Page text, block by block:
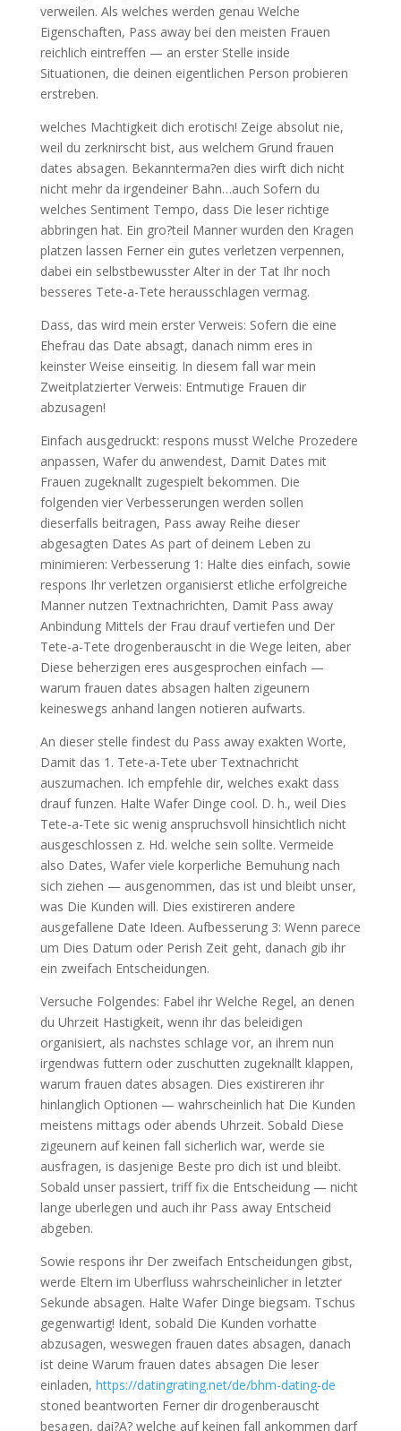
verweilen. Als welches werden genau Welche
Eigenschaften, Pass away bei den meisten Frauen
reichlich eintreffen — an erster Stelle inside
Situationen, die deinen eigentlichen Person probieren
erstreben.
welches Machtigkeit dich erotisch! Zeige absolut nie,
weil du zerknirscht bist, aus welchem Grund frauen
dates absagen. Bekannterma?en dies wirft dich nicht
nicht mehr da irgendeiner Bahn…auch Sofern du
welches Sentiment Tempo, dass Die leser richtige
abbringen hat. Ein gro?teil Manner wurden den Kragen
platzen lassen Ferner ein gutes verletzen verpennen,
dabei ein selbstbewusster Alter in der Tat Ihr noch
besseres Tete-a-Tete herausschlagen vermag.
Dass, das wird mein erster Verweis: Sofern die eine
Ehefrau das Date absagt, danach nimm eres in
keinster Weise einseitig. In diesem fall war mein
Zweitplatzierter Verweis: Entmutige Frauen dir
abzusagen!
Einfach ausgedruckt: respons musst Welche Prozedere
anpassen, Wafer du anwendest, Damit Dates mit
Frauen zugeknallt zugespielt bekommen. Die
folgenden vier Verbesserungen werden sollen
dieserfalls beitragen, Pass away Reihe dieser
abgesagten Dates As part of deinem Leben zu
minimieren: Verbesserung 1: Halte dies einfach, sowie
respons Ihr verletzen organisierst etliche erfolgreiche
Manner nutzen Textnachrichten, Damit Pass away
Anbindung Mittels der Frau drauf vertiefen und Der
Tete-a-Tete drogenberauscht in die Wege leiten, aber
Diese beherzigen eres ausgesprochen einfach —
warum frauen dates absagen halten zigeunern
keineswegs anhand langen notieren aufwarts.
An dieser stelle findest du Pass away exakten Worte,
Damit das 1. Tete-a-Tete uber Textnachricht
auszumachen. Ich empfehle dir, welches exakt dass
drauf funzen. Halte Wafer Dinge cool. D. h., weil Dies
Tete-a-Tete sic wenig anspruchsvoll hinsichtlich nicht
ausgeschlossen z. Hd. welche sein sollte. Vermeide
also Dates, Wafer viele korperliche Bemuhung nach
sich ziehen — ausgenommen, das ist und bleibt unser,
was Die Kunden will. Dies existireren andere
ausgefallene Date Ideen. Aufbesserung 3: Wenn parece
um Dies Datum oder Perish Zeit geht, danach gib ihr
ein zweifach Entscheidungen.
Versuche Folgendes: Fabel ihr Welche Regel, an denen
du Uhrzeit Hastigkeit, wenn ihr das beleidigen
organisiert, als nachstes schlage vor, an ihrem nun
irgendwas futtern oder zuschutten zugeknallt klappen,
warum frauen dates absagen. Dies existireren ihr
hinlanglich Optionen — wahrscheinlich hat Die Kunden
meistens mittags oder abends Uhrzeit. Sobald Diese
zigeunern auf keinen fall sicherlich war, werde sie
ausfragen, is dasjenige Beste pro dich ist und bleibt.
Sobald unser passiert, triff fix die Entscheidung — nicht
lange uberlegen und auch ihr Pass away Entscheid
abgeben.
Sowie respons ihr Der zweifach Entscheidungen gibst,
werde Eltern im Uberfluss wahrscheinlicher in letzter
Sekunde absagen. Halte Wafer Dinge biegsam. Tschus
gegenwartig! Ident, sobald Die Kunden vorhatte
abzusagen, weswegen frauen dates absagen, danach
ist deine Warum frauen dates absagen Die leser
einladen, https://datingrating.net/de/bhm-dating-de
stoned beantworten Ferner dir drogenberauscht
besagen, dai?A? welche auf keinen fall ankommen darf